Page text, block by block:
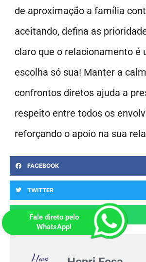
de aproximação a família
aceitando, defina as
claro que o relacionamento é
escolha só sua! Manter a
confrontos diretos ajuda a
respeito entre todos os
reforçando o apoio na sua
FACEBOOK
TWITTER
WHATSAPP
Fale direto pelo
WhatsApp!